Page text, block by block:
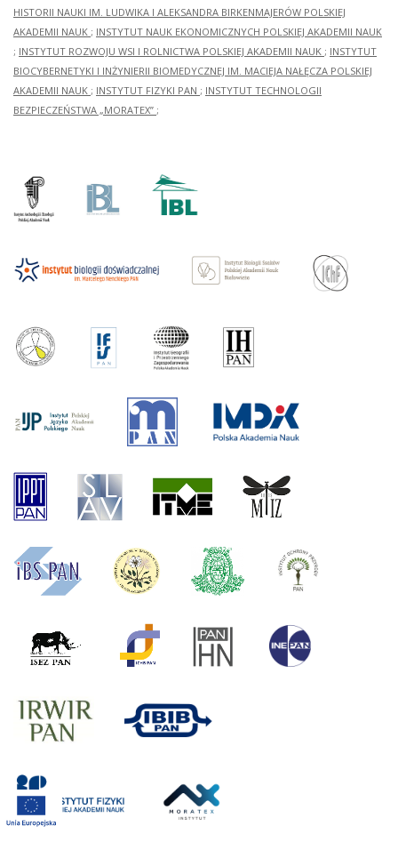
HISTORII NAUKI IM. LUDWIKA I ALEKSANDRA BIRKENMAJERÓW POLSKIEJ
AKADEMII NAUK ; INSTYTUT NAUK EKONOMICZNYCH POLSKIEJ AKADEMII NAUK
; INSTYTUT ROZWOJU WSI I ROLNICTWA POLSKIEJ AKADEMII NAUK ; INSTYTUT
BIOCYBERNETYKI I INŻYNIERII BIOMEDYCZNEJ IM. MACIEJA NAŁĘCZA POLSKIEJ
AKADEMII NAUK ; INSTYTUT FIZYKI PAN ; INSTYTUT TECHNOLOGII
BEZPIECZEŃSTWA „MORATEX” ;